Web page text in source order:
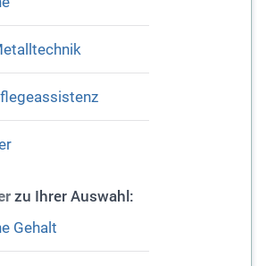
zu Ihrer Auswahl:
Gehalt